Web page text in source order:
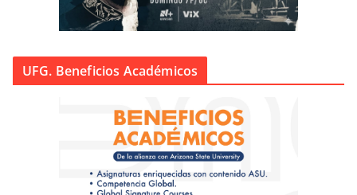
UFG. Beneficios Académicos